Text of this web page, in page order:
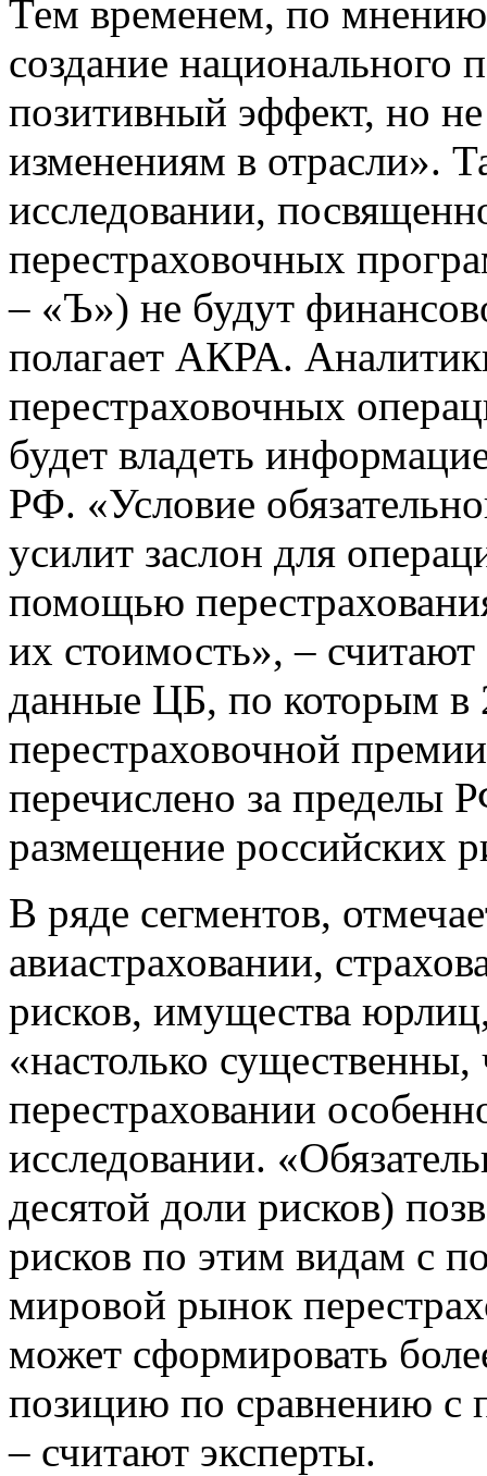
Тем временем, по мнению
создание национального
позитивный эффект, но
изменениям в отрасли».
исследовании,
перестраховочных
– «Ъ») не будут
полагает АКРА.
перестраховочных
будет владеть
РФ. «Условие
усилит заслон для
помощью
их стоимость», –
данные ЦБ, по которым в
перестраховочной
перечислено за пределы
размещение российских
В ряде сегментов,
авиастраховании,
рисков, имущества
«настолько существенны,
перестраховании
исследовании.
десятой доли рисков)
рисков по этим видам с
мировой рынок
может сформировать
позицию по сравнению с
– считают эксперты.